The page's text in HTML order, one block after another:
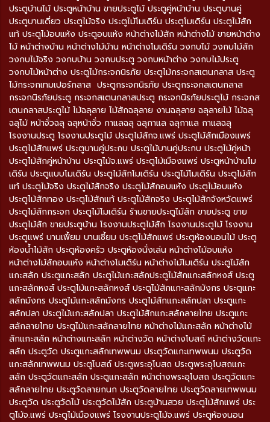
ประตูบ้านไม้ ประตูหน้าบ้าน ขายประตูไม้ ประตูคู่หน้าบ้าน ประตูบานคู่
ประตูบานเดี่ยว ประตูไม้จริง ประตูไม้โมเดิร์น ประตูโมเดิร์น ประตูไม้สัก
แท้ ประตูไม้อบแห้ง ประตูอบแห้ง หน้าต่างไม้สัก หน้าต่างไม้ ขายหน้าต่าง
ไม้ หน้าต่างบ้าน หน้าต่างไม้บ้าน หน้าต่างโมเดิร์น วงกบไม้ วงกบไม้สัก
วงกบไม้จริง วงกบบ้าน วงกบประตู วงกบหน้าต่าง วงกบไม้ประตู
วงกบไม้หน้าต่าง ประตูไม้กระจกนิรภัย ประตูไม้กระจกสเตนกลาส ประตู
ไม้กระจกเทมเปอร์กลาส ประตูกระจกนิรภัย ประตูกระจกสเตนกลาส
กระจกนิรภัยประตู กระจกสเตนกลาสประตู กระจกนิรภัยประตูไม้ กระจกส
เตนกลาสประตูไม้ ไม้ฉลุลาย ไม้สักฉลุลาย งานฉลุลาย ฉลุลายไม้ ไม้ฉลุ
ฉลุไม้ หน้าจั่วฉลุ ฉลุหน้าจั่ว กาแลฉลุ ฉลุกาแล ฉลุกาแล กาแลฉลุ
โรงงานประตู โรงงานประตูไม้ ประตูไม้สักจ.แพร่ ประตูไม้สักเมืองแพร่
ประตูไม้สักแพร่ ประตูบานคู่ประกบ ประตูไม้บานคู่ประกบ ประตูไม้คู่หน้า
ประตูไม้สักคู่หน้าบ้าน ประตูไม้จ.แพร่ ประตูไม้เมืองแพร่ ประตูหน้าบ้านโม
เดิร์น ประตูแบบโมเดิร์น ประตูไม้สักโมเดิร์น ประตูไม้โมเดิร์น ประตูไม้สัก
แท้ ประตูไม้จริง ประตูไม้สักจริง ประตูไม้สักอบแห้ง ประตูไม้อบแห้ง
ประตูไม้สักทอง ประตูไม้สักแท้ ประตูไม้สักจริง ประตูไม้สักจังหวัดแพร่
ประตูไม้สักกระจก ประตูไม้โมเดิร์น ร้านขายประตูไม้สัก ขายประตู ขาย
ประตูไม้สัก ขายประตูบ้าน โรงงานประตูไม้สัก โรงงานประตูไม้ โรงงาน
ประตูแพร่ บานเฟี้ยม บานเซี้ยม ประตูไม้สักแพร่ ประตูห้องนอนไม้ ประตู
ห้องน้ำไม้สัก ประตูห้องครัว ประตูห้องนั่งเล่น หน้าต่างไม้อบแห้ง
หน้าต่างไม้สักอบแห้ง หน้าต่างโมเดิร์น หน้าต่างไม้โมเดิร์น ประตูไม้สัก
แกะสลัก ประตูแกะสลัก ประตูไม้แกะสลักประตูไม้สักแกะสลักหงส์ ประตู
แกะสลักหงส์ ประตูไม้แกะสลักหงส์ ประตูไม้สักแกะสลักมังกร ประตูแกะ
สลักมังกร ประตูไม้แกะสลักมังกร ประตูไม้สักแกะสลักปลา ประตูแกะ
สลักปลา ประตูไม้แกะสลักปลา ประตูไม้สักแกะสลักลายไทย ประตูแกะ
สลักลายไทย ประตูไม้แกะสลักลายไทย หน้าต่างไม้แกะสลัก หน้าต่างไม้
สักแกะสลัก หน้าต่างแกะสลัก หน้าต่างวัด หน้าต่างโบสถ์ หน้าต่างวัดแกะ
สลัก ประตูวัด ประตูแกะสลักเทพพนม ประตูวัดแกะเทพพนม ประตูวัด
แกะสลักเทพพนม ประตูโบสถ์ ประตูพระอุโบสถ ประตูพระอุโบสถแกะ
สลัก ประตูวัดแกะสลัก ประตูแกะสลัก หน้าต่างพระอุโบสถ ประตูวัดแกะ
สลักลายไทย ประตูวัดลายกนก ประตูวัดลายไทย ประตูวัดลายเทพพนม
ประตูวัด ประตูวัดไม้ ประตูวัดไม้สัก ประตูบ้านสวย ประตูไม้สักแพร่ ประ
ตูไม้จ.แพร่ ประตูไม้เมืองแพร่ โรงงานประตูไม้จ.แพร่ ประตูห้องนอน